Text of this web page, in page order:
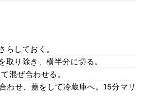
らしておく。
取り除き、横半分に切る。
混ぜ合わせる。
わせ、蓋をして冷蔵庫へ。15分マリ